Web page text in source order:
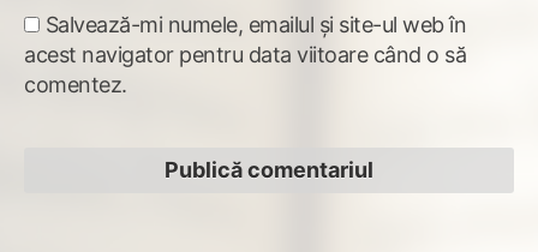
Salvează-mi numele, emailul și site-ul web în
acest navigator pentru data viitoare când o să
comentez.